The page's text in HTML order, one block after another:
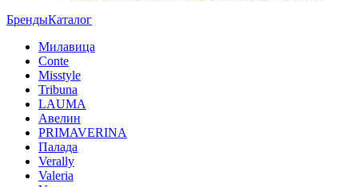
БрендыКаталог
Милавица
Conte
Misstyle
Tribuna
LAUMA
Авелин
PRIMAVERINA
Палада
Verally
Valeria